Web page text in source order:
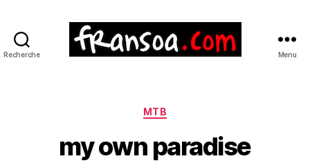
Recherche Menu
Catégories
MTB
my own paradise